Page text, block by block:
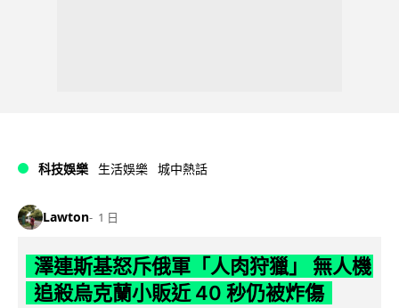
科技娛樂 生活娛樂 城中熱話
Lawton 1 日
澤連斯基怒斥俄軍「人肉狩獵」 無人機
追殺烏克蘭小販近 40 秒仍被炸傷